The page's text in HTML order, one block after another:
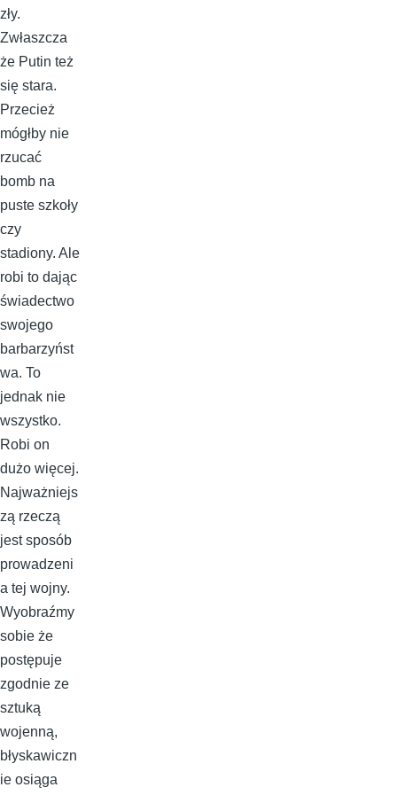
zły.
Zwłaszcza
że Putin też
się stara.
Przecież
mógłby nie
rzucać
bomb na
puste szkoły
czy
stadiony. Ale
robi to dając
świadectwo
swojego
barbarzyńst
wa. To
jednak nie
wszystko.
Robi on
dużo więcej.
Najważniejs
zą rzeczą
jest sposób
prowadzeni
a tej wojny.
Wyobraźmy
sobie że
postępuje
zgodnie ze
sztuką
wojenną,
błyskawiczn
ie osiąga